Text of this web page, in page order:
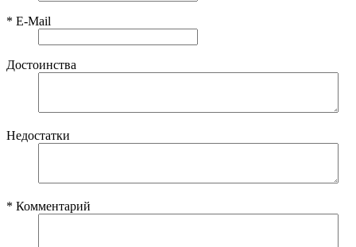
* E-Mail
Достоинства
Недостатки
* Комментарий